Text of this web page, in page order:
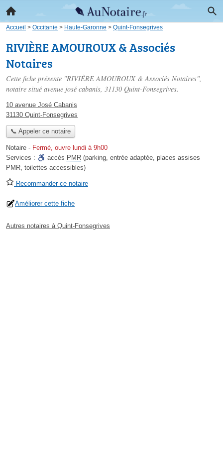
Accueil > Occitanie > Haute-Garonne > Quint-Fonsegrives
RIVIÈRE AMOUROUX & Associés
Notaires
Cette fiche présente "RIVIÈRE AMOUROUX & Associés Notaires",
notaire situé avenue josé cabanis, 31130 Quint-Fonsegrives.
10 avenue José Cabanis
31130 Quint-Fonsegrives
📞 Appeler ce notaire
Notaire - Fermé, ouvre lundi à 9h00
Services :
accès PMR (parking, entrée adaptée, places assises
PMR, toilettes accessibles)
Recommander ce notaire
Améliorer cette fiche
Autres notaires à Quint-Fonsegrives